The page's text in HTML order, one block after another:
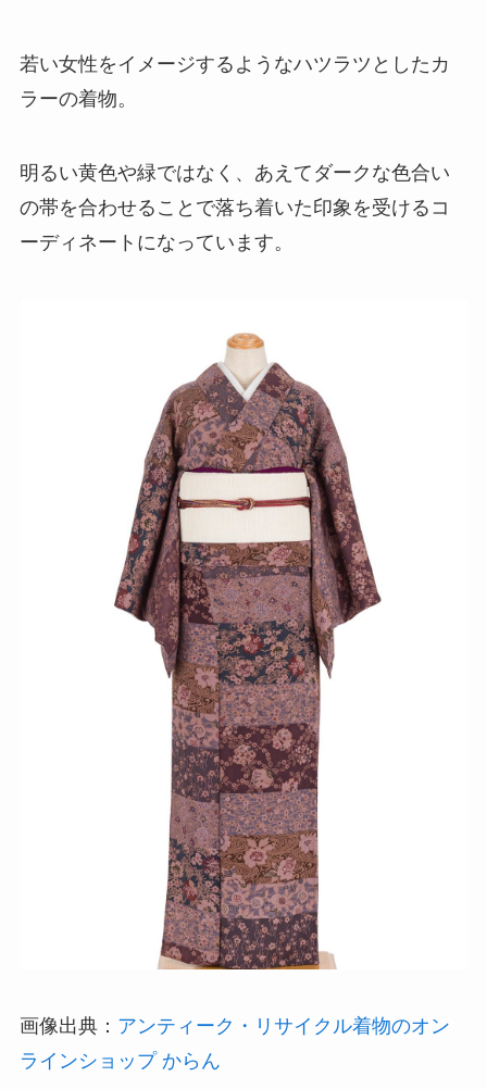
若い女性をイメージするようなハツラツとしたカ
ラーの着物。
明るい黄色や緑ではなく、あえてダークな色合い
の帯を合わせることで落ち着いた印象を受けるコ
ーディネートになっています。
画像出典： アンティーク・リサイクル着物のオン
ラインショップ からん